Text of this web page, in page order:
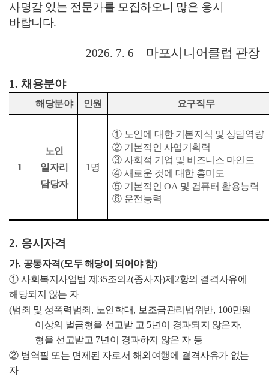
사명감 있는 전문가를 모집하오니 많은 응시
바랍니다.
2026. 7. 6 마포시니어클럽 관장
1. 채용분야
해당분야 인원 요구직무
1
노인
일자리
담당자
1 명
① 노인에 대한 기본지식 및 상담역량
② 기본적인 사업기획력
③ 사회적 기업 및 비즈니스 마인드
④ 새로운 것에 대한 흥미도
⑤ 기본적인 OA 및 컴퓨터 활용능력
⑥ 운전능력
2. 응시자격
가. 공통자격(모두 해당이 되어야 함)
① 사회복지사업법 제35조의 2(종사자)제 2항의 결격사유에
해당되지 않는 자
(범죄 및 성폭력범죄 , 노인학대, 보조금관리법위반, 100만원
이상의 벌금형을 선고받 고 5년이 경과되지 않은자,
형을 선고받고 7년이 경과하지 않은 자 등
② 병역필 또는 면제된 자로서 해외여행에 결격사유가 없는
자